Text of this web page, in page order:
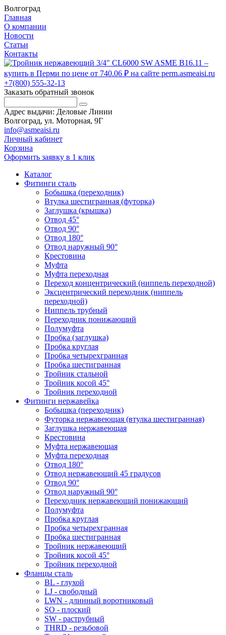
Волгоград
Главная
О компании
Новости
Статьи
Контакты
+7(800) 555-32-13
Заказать обратный звонок
Адрес выдачи: Деловые Линии
Волгоград, ул. Моторная, 9Г
info@asmeaisi.ru
Личный кабинет
Корзина
Оформить заявку в 1 клик
Каталог
Фитинги сталь
Бобышка (переходник)
Втулка шестигранная (футорка)
Заглушка (крышка)
Отвод 45°
Отвод 90°
Отвод 180°
Отвод наружный 90°
Крестовина
Муфта
Муфта переходная
Переход концентрический (ниппель переходной)
Эксцентрический переходник (ниппель
переходной)
Ниппель трубный
Переходник понижающий
Полумуфта
Пробка (заглушка)
Пробка круглая
Пробка четырехгранная
Пробка шестигранная
Тройник стальной
Тройник косой 45°
Тройник переходной
Фитинги нержавейка
Бобышка (переходник)
Футорка нержавеющая (втулка шестигранная)
Заглушка нержавеющая
Крестовина
Муфта нержавеющая
Муфта переходная
Отвод 180°
Отвод нержавеющий 45 градусов
Отвод 90°
Отвод наружный 90°
Переходник нержавеющий понижающий
Полумуфта
Пробка круглая
Пробка четырехгранная
Пробка шестигранная
Тройник нержавеющий
Тройник косой 45°
Тройник переходной
Фланцы сталь
BL - глухой
LJ - свободный
LWN - длинный воротниковый
SO - плоский
SW - раструбный
THRD - резьбовой